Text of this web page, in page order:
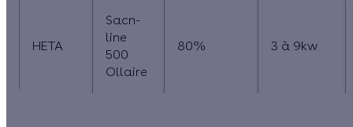
HETA
Sacn-
line
500
Ollaire
80% 3 à 9kw